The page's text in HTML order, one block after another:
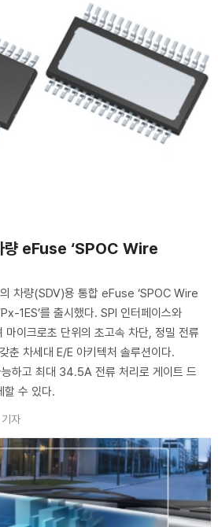
량 eFuse ‘SPOC Wire
차량(SDV)용 통합 eFuse ‘SPOC Wire
1ES’를 출시했다. SPI 인터페이스와
이크로초 단위의 초고속 차단, 정밀 전류
춘 차세대 E/E 아키텍처 솔루션이다.
하고 최대 34.5A 전류 처리로 게이트 드
할 수 있다.
자